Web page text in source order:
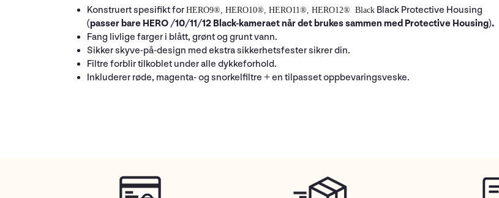
Konstruert spesifikt for HERO9®, HERO10®, HERO11®, HERO12® Black Black Protective Housing
(passer bare HERO /10/11/12 Black-kameraet når det brukes sammen med Protective Housing).
Fang livlige farger i blått, grønt og grunt vann.
Sikker skyve-på-design med ekstra sikkerhetsfester sikrer din.
Filtre forblir tilkoblet under alle dykkeforhold.
Inkluderer røde, magenta- og snorkelfiltre + en tilpasset oppbevaringsveske.